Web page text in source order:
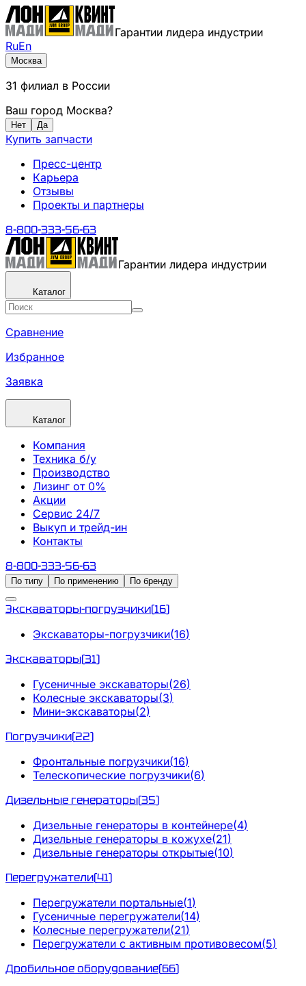
Гарантии лидера индустрии
RuEn
Москва
31 филиал в России
Ваш город Москва?
Нет Да
Купить запчасти
Пресс-центр
Карьера
Отзывы
Проекты и партнеры
8-800-333-56-63
Гарантии лидера индустрии
Каталог
Сравнение
Избранное
Заявка
Каталог
Компания
Техника б/у
Производство
Лизинг от 0%
Акции
Сервис 24/7
Выкуп и трейд-ин
Контакты
8-800-333-56-63
По типу По применению По бренду
Экскаваторы-погрузчики(16)
Экскаваторы-погрузчики(16)
Экскаваторы(31)
Гусеничные экскаваторы(26)
Колесные экскаваторы(3)
Мини-экскаваторы(2)
Погрузчики(22)
Фронтальные погрузчики(16)
Телескопические погрузчики(6)
Дизельные генераторы(35)
Дизельные генераторы в контейнере(4)
Дизельные генераторы в кожухе(21)
Дизельные генераторы открытые(10)
Перегружатели(41)
Перегружатели портальные(1)
Гусеничные перегружатели(14)
Колесные перегружатели(21)
Перегружатели с активным противовесом(5)
Дробильное оборудование(66)